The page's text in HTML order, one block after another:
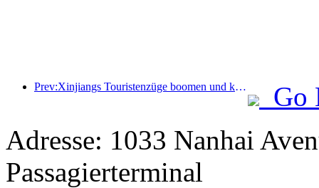
Prev:Xinjiangs Touristenzüge boomen und kurbeln die Kultur- und Tourismuswirtschaft an
Go
Adresse: 1033 Nanhai
Passagierterminal